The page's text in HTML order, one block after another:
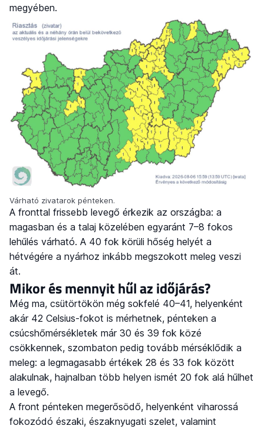
megyében.
Várható zivatarok pénteken.
A fronttal frissebb levegő érkezik az országba: a
magasban és a talaj közelében egyaránt 7–8 fokos
lehűlés várható. A 40 fok körüli hőség helyét a
hétvégére a nyárhoz inkább megszokott meleg veszi
át.
Mikor és mennyit hűl az időjárás?
Még ma, csütörtökön még sokfelé 40–41, helyenként
akár 42 Celsius-fokot is mérhetnek, pénteken a
csúcshőmérsékletek már 30 és 39 fok közé
csökkennek, szombaton pedig tovább mérséklődik a
meleg: a legmagasabb értékek 28 és 33 fok között
alakulnak, hajnalban több helyen ismét 20 fok alá hűlhet
a levegő.
A front pénteken megerősödő, helyenként viharossá
fokozódó északi, északnyugati szelet, valamint